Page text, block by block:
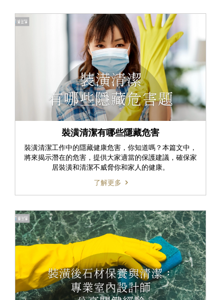
裝潢清潔有哪些隱藏危害
裝潢清潔工作中的隱藏健康危害，你知道嗎？本篇文中，
將來揭示潛在的危害，提供大家適當的保護建議，確保家
居裝潢和清潔不威脅你和家人的健康。
了解更多